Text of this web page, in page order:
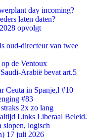
day incoming?
laten daten?
opvolgt
oud-directeur van twee
de Ventoux
Arabië bevat art.5
Ceuta in Spanje,l #10
#83
2x zo lang
Links Liberaal Beleid.
slopen, logisch
17 juli 2026